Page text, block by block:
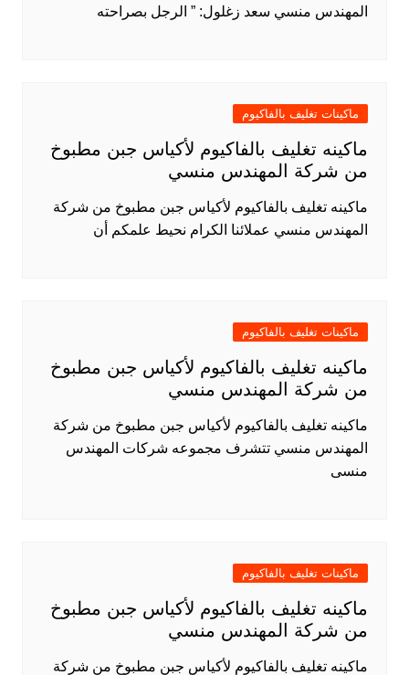
المهندس منسي سعد زغلول: ” الرجل بصراحته
ماكينات تغليف بالفاكيوم
ماكينه تغليف بالفاكيوم لأكياس جبن مطبوخ
من شركة المهندس منسي
ماكينه تغليف بالفاكيوم لأكياس جبن مطبوخ من شركة
المهندس منسي عملائنا الكرام نحيط علمكم أن
ماكينات تغليف بالفاكيوم
ماكينه تغليف بالفاكيوم لأكياس جبن مطبوخ
من شركة المهندس منسي
ماكينه تغليف بالفاكيوم لأكياس جبن مطبوخ من شركة
المهندس منسي تتشرف مجموعه شركات المهندس
منسى
ماكينات تغليف بالفاكيوم
ماكينه تغليف بالفاكيوم لأكياس جبن مطبوخ
من شركة المهندس منسي
ماكينه تغليف بالفاكيوم لأكياس جبن مطبوخ من شركة